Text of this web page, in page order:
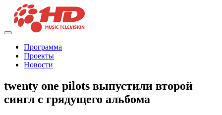
Программа
Проекты
Новости
twenty one pilots выпустили второй
сингл с грядущего альбома